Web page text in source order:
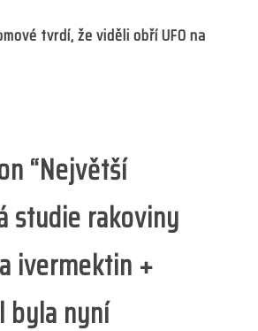
tvrdí, že viděli obří UFO na
“Největší
studie rakoviny
ivermektin +
byla nyní